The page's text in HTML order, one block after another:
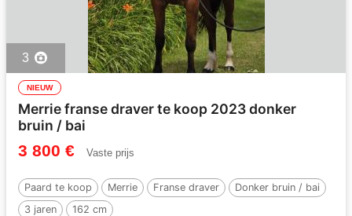
3
NIEUW
Merrie franse draver te koop 2023 donker
bruin / bai
3 800 € Vaste prijs
Paard te koop Merrie Franse draver
Donker bruin / bai
3 jaren
162 cm